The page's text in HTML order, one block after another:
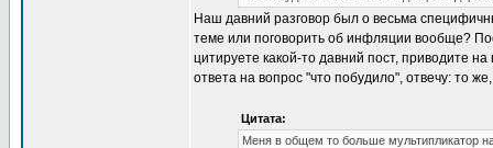
Наш давний разговор был о весьма
теме или поговорить об инфляции вообще?
цитируете какой-то давний пост, приводите
ответа на вопрос "что побудило", отвечу: то
Цитата:
Меня в общем то больше мультипликатор